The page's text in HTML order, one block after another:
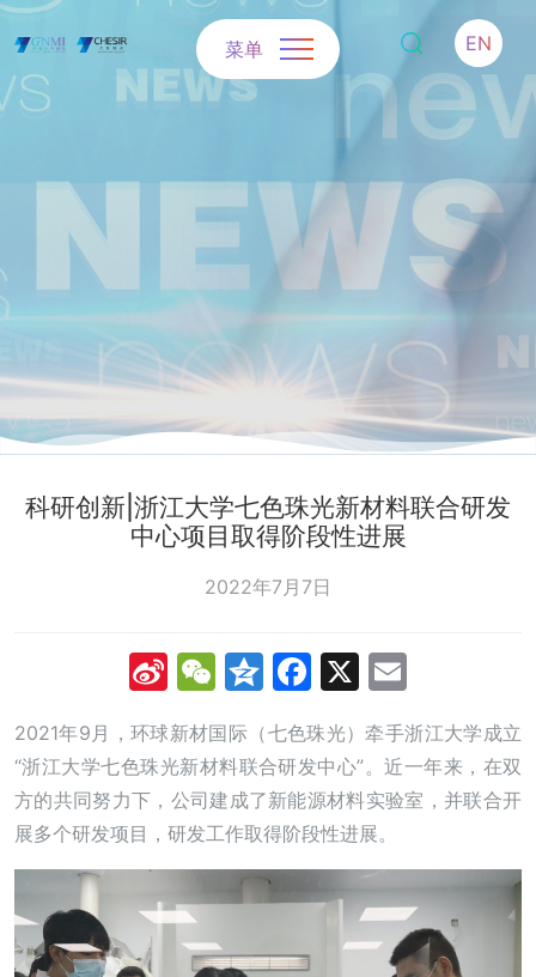
EN
菜单
科研创新|浙江大学七色珠光新材料联合研发
中心项目取得阶段性进展
2022年7月7日
SinaWeChat
Qzone
Facebook
X
2021年9月，环球新材国际（七色珠光）牵手浙江大学成立
“浙江大学七色珠光新材料联合研发中心”。近一年来，在双
方的共同努力下，公司建成了新能源材料实验室，并联合开
展多个研发项目，研发工作取得阶段性进展。